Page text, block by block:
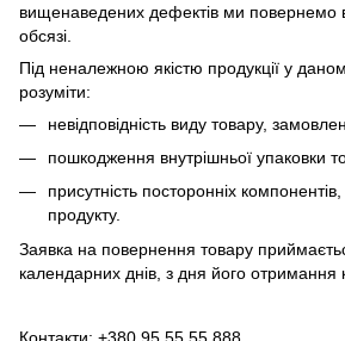
вищенаведених дефектів ми повернемо
обсязі.
Під неналежною якістю продукції у
розуміти:
невідповідність виду товару,
пошкодження внутрішньої упаковки
присутність посторонніх
продукту.
Заявка на повернення товару
календарних днів, з дня його отримання
Контакти: +380 95 55 55 888